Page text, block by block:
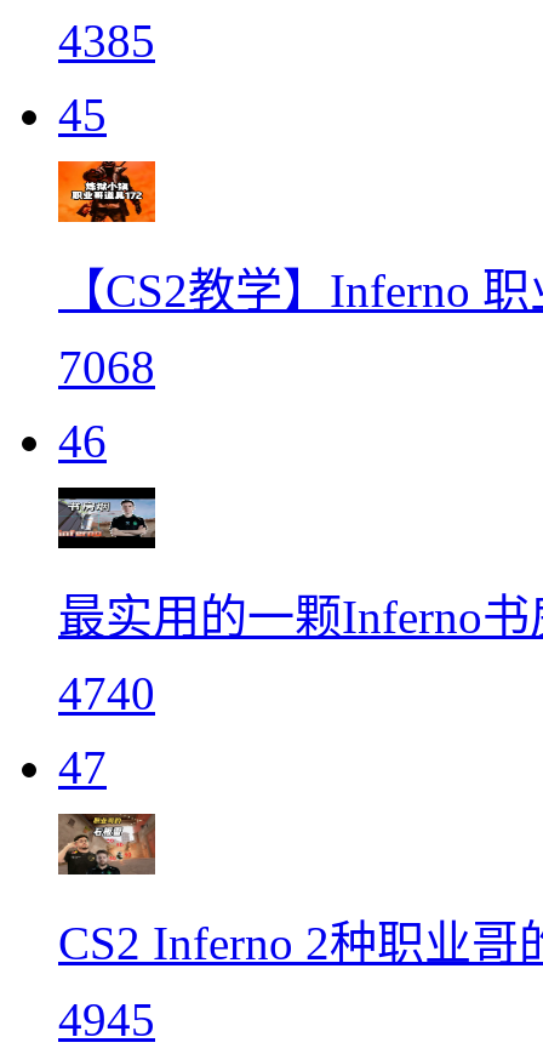
4385
45
【CS2教学】Inferno
7068
46
最实用的一颗Inferno书
4740
47
CS2 Inferno 2种职业哥
4945